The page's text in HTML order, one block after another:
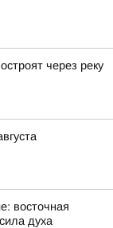
через реку
восточная
духа